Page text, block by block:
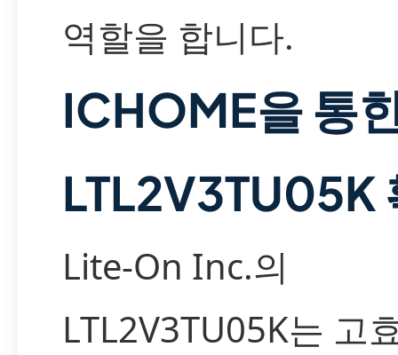
역할을 합니다.
ICHOME을 통
LTL2V3TU05K
Lite-On Inc.의
LTL2V3TU05K는 고